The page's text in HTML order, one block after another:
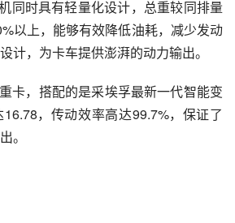
同时具有轻量化设计，总重较同排量
以上，能够有效降低油耗，减少发动
计，为卡车提供澎湃的动力输出。
卡，搭配的是采埃孚最新一代智能变
，传动效率高达99.7%，保证了
。